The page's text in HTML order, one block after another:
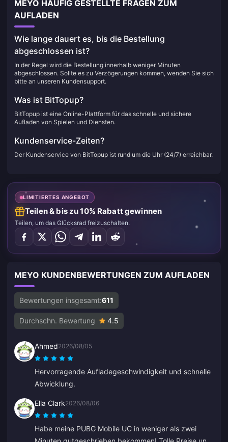
MEYO HÄUFIG GESTELLTE FRAGEN ZUM
AUFLADEN
Wie lange dauert es, bis die Bestellung
abgeschlossen ist?
In der Regel wird die Bestellung innerhalb weniger Minuten
abgeschlossen. Sollte es zu Verzögerungen kommen, wenden Sie sich
bitte an unseren Kundensupport.
Was ist BitTopup?
BitTopup ist eine Online-Plattform für das schnelle und sichere
Aufladen von Spielen und Diensten.
Kundenservice-Zeiten?
Der Kundenservice von BitTopup ist rund um die Uhr (24/7) erreichbar.
LIMITIERTES ANGEBOT
Teilen & bis zu 10% Rabatt gewinnen
Teilen, um das Glücksrad freizuschalten.
MEYO KUNDENBEWERTUNGEN ZUM AUFLADEN
Bewertungen insgesamt:611
Durchschn. Bewertung 4.5
Ahmed2026/08/05
Hervorragende Aufladegeschwindigkeit und schnelle
Abwicklung.
Ella Clark2026/08/06
Habe meine PUBG Mobile UC in weniger als zwei